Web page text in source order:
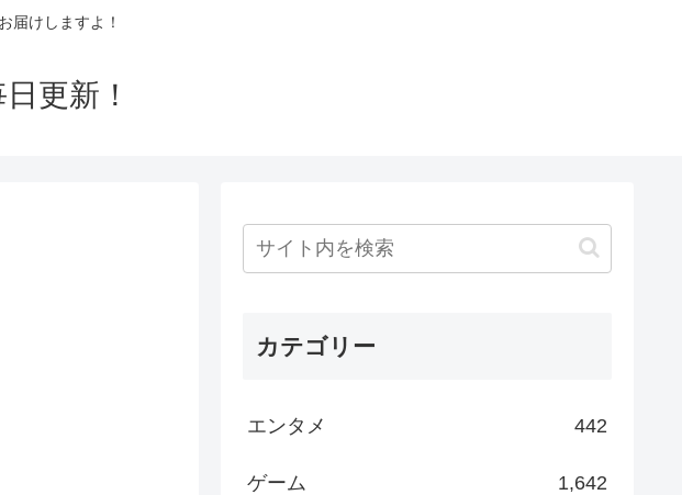
届けしますよ！
更新！
カテゴリー
エンタメ 442
ゲーム 1,642